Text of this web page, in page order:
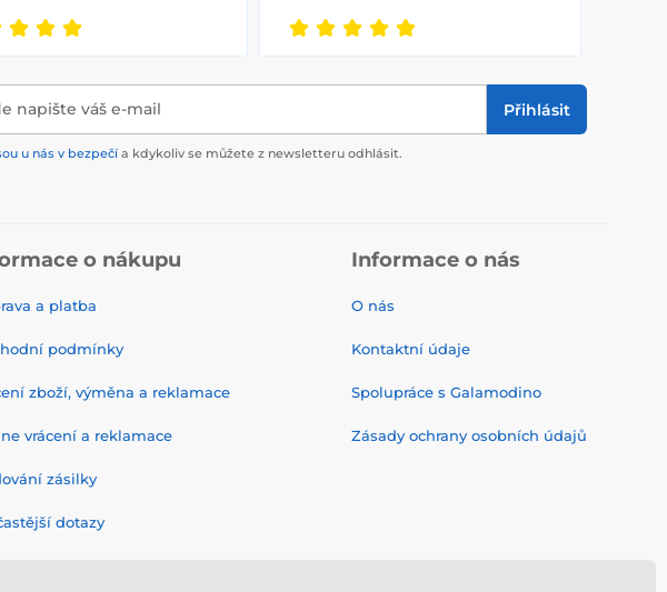
napište váš e-mail Přihlásit
u nás v bezpečí a kdykoliv se můžete z newsletteru odhlásit.
o nákupu
a platba
podmínky
zboží, výměna a reklamace
vrácení a reklamace
zásilky
dotazy
Informace o nás
O nás
Kontaktní údaje
Spolupráce s Galamodino
Zásady ochrany osobních údajů